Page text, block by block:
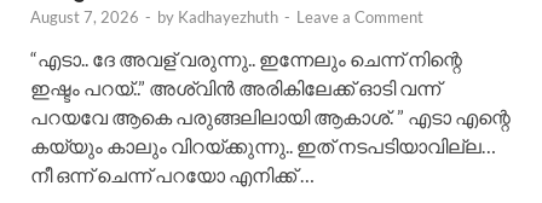
August 7, 2026 - by Kadhayezhuth - Leave a Comment
“എടാ.. ദേ അവള് വരുന്നു.. ഇന്നേലും ചെന്ന് നിന്റെ
ഇഷ്ടം പറയ്..” അശ്വിൻ അരികിലേക്ക് ഓടി വന്ന്
പറയവേ ആകെ പരുങ്ങലിലായി ആകാശ്. ” എടാ എന്റെ
കയ്യും കാലും വിറയ്ക്കുന്നു.. ഇത് നടപടിയാവില്ല…
നീ ഒന്ന് ചെന്ന് പറയോ എനിക്ക് …